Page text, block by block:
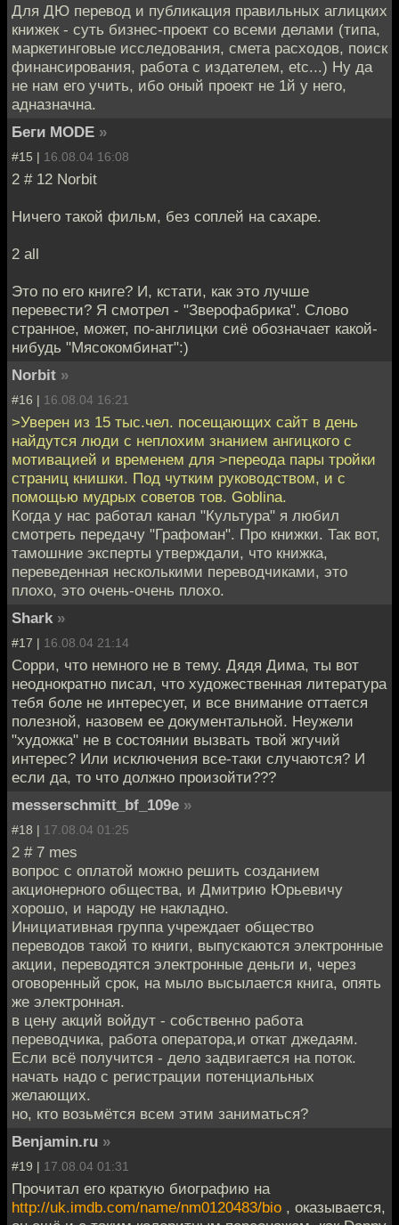
Для ДЮ перевод и публикация правильных аглицких
книжек - суть бизнес-проект со всеми делами (типа,
маркетинговые исследования, смета расходов, поиск
финансирования, работа с издателем, etc...) Ну да
не нам его учить, ибо оный проект не 1й у него,
адназначна.
Беги MODE »
#15 | 16.08.04 16:08
2 # 12 Norbit
Ничего такой фильм, без соплей на сахаре.
2 all
Это по его книге? И, кстати, как это лучше
перевести? Я смотрел - "Зверофабрика". Слово
странное, может, по-англицки сиё обозначает какой-
нибудь "Мясокомбинат":)
Norbit »
#16 | 16.08.04 16:21
>Уверен из 15 тыс.чел. посещающих сайт в день
найдутся люди с неплохим знанием ангицкого с
мотивацией и временем для >переода пары тройки
страниц книшки. Под чутким руководством, и с
помощью мудрых советов тов. Goblina.
Когда у нас работал канал "Культура" я любил
смотреть передачу "Графоман". Про книжки. Так вот,
тамошние эксперты утверждали, что книжка,
переведенная несколькими переводчиками, это
плохо, это очень-очень плохо.
Shark »
#17 | 16.08.04 21:14
Сорри, что немного не в тему. Дядя Дима, ты вот
неоднократно писал, что художественная литература
тебя боле не интересует, и все внимание оттается
полезной, назовем ее документальной. Неужели
"художка" не в состоянии вызвать твой жгучий
интерес? Или исключения все-таки случаются? И
если да, то что должно произойти???
messerschmitt_bf_109e »
#18 | 17.08.04 01:25
2 # 7 mes
вопрос с оплатой можно решить созданием
акционерного общества, и Дмитрию Юрьевичу
хорошо, и народу не накладно.
Инициативная группа учреждает общество
переводов такой то книги, выпускаются электронные
акции, переводятся электронные деньги и, через
оговоренный срок, на мыло высылается книга, опять
же электронная.
в цену акций войдут - собственно работа
переводчика, работа оператора,и откат джедаям.
Если всё получится - дело задвигается на поток.
начать надо с регистрации потенциальных
желающих.
но, кто возьмётся всем этим заниматься?
Benjamin.ru »
#19 | 17.08.04 01:31
Прочитал его краткую биографию на
http://uk.imdb.com/name/nm0120483/bio , оказывается,